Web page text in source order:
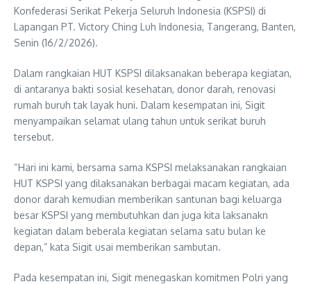
Konfederasi Serikat Pekerja Seluruh Indonesia (KSPSI) di
Lapangan PT. Victory Ching Luh Indonesia, Tangerang, Banten,
Senin (16/2/2026).
Dalam rangkaian HUT KSPSI dilaksanakan beberapa kegiatan,
di antaranya bakti sosial kesehatan, donor darah, renovasi
rumah buruh tak layak huni. Dalam kesempatan ini, Sigit
menyampaikan selamat ulang tahun untuk serikat buruh
tersebut.
“Hari ini kami, bersama sama KSPSI melaksanakan rangkaian
HUT KSPSI yang dilaksanakan berbagai macam kegiatan, ada
donor darah kemudian memberikan santunan bagi keluarga
besar KSPSI yang membutuhkan dan juga kita laksanakn
kegiatan dalam beberala kegiatan selama satu bulan ke
depan,” kata Sigit usai memberikan sambutan.
Pada kesempatan ini, Sigit menegaskan komitmen Polri yang